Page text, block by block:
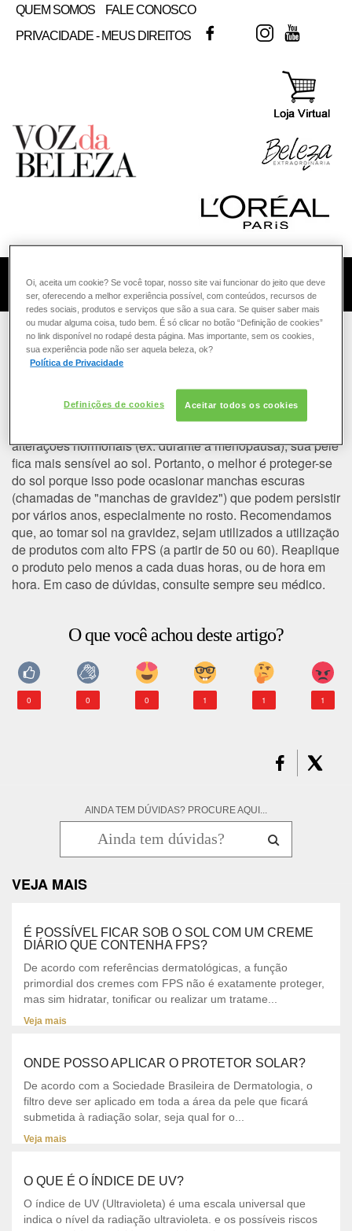
QUEM SOMOS
FALE CONOSCO
PRIVACIDADE - MEUS DIREITOS
FACEBOOKTWITTERINSTAGRAM
COMO POSSO AJUDAR? DÚVIDAS SOBRE:
PELE
COLORAÇÃO
CABELO
SOLAR
CONSULTORIA DE PRODUTOS LOREAL PARIS
VOZ DA BELEZA L'ORÉAL PARIS SOLAR
Mulheres grávidas devem evitar
o sol?
alterações hormonais (ex: durante a menopausa), sua pele
fica mais sensível ao sol. Portanto, o melhor é proteger-se
do sol porque isso pode ocasionar manchas escuras
(chamadas de "manchas de gravidez") que podem persistir
por vários anos, especialmente no rosto. Recomendamos
que, ao tomar sol na gravidez, sejam utilizados a utilização
de produtos com alto FPS (a partir de 50 ou 60). Reaplique
o produto pelo menos a cada duas horas, ou de hora em
hora. Em caso de dúvidas, consulte sempre seu médico.
O que você achou deste artigo?
0 0 0 1 1 1
AINDA TEM DÚVIDAS? PROCURE AQUI...
VEJA MAIS
É POSSÍVEL FICAR SOB O SOL COM UM CREME
DIÁRIO QUE CONTENHA FPS?
De acordo com referências dermatológicas, a função
primordial dos cremes com FPS não é exatamente proteger,
mas sim hidratar, tonificar ou realizar um tratame...
Veja mais
ONDE POSSO APLICAR O PROTETOR SOLAR?
De acordo com a Sociedade Brasileira de Dermatologia, o
filtro deve ser aplicado em toda a área da pele que ficará
submetida à radiação solar, seja qual for o...
Veja mais
O QUE É O ÍNDICE DE UV?
O índice de UV (Ultravioleta) é uma escala universal que
indica o nível da radiação ultravioleta. e os possíveis riscos
Oi, aceita um cookie? Se você topar, nosso site vai funcionar do jeito que deve
ser, oferecendo a melhor experiência possível, com conteúdos, recursos de
redes sociais, produtos e serviços que são a sua cara. Se quiser saber mais
ou mudar alguma coisa, tudo bem. É só clicar no botão “Definição de cookies”
no link disponível no rodapé desta página. Mas importante, sem os cookies,
sua experiência pode não ser aquela beleza, ok?
Política de Privacidade
Definições de cookies Aceitar todos os cookies